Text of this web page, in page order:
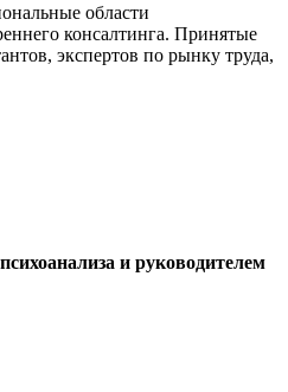
области
консалтинга. Принятые
экспертов по рынку труда,
и руководителем